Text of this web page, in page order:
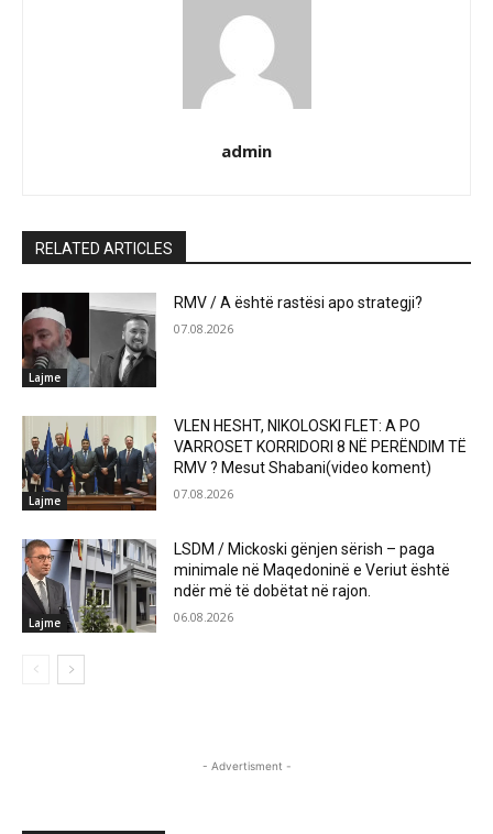
admin
RELATED ARTICLES
Lajme
RMV / A është rastësi apo strategji?
07.08.2026
Lajme
VLEN HESHT, NIKOLOSKI FLET: A PO
VARROSET KORRIDORI 8 NË PERËNDIM TË
RMV ? Mesut Shabani(video koment)
07.08.2026
Lajme
LSDM / Mickoski gënjen sërish – paga
minimale në Maqedoninë e Veriut është
ndër më të dobëtat në rajon.
06.08.2026
- Advertisment -